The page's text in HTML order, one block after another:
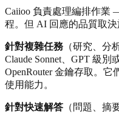
Caiioo 負責處理編排作業
程。但 AI 回應的品質取決
針對複雜任務 （研究、
Claude Sonnet、GPT 級
OpenRouter 金鑰存取。
使用能力。
針對快速解答 （問題、